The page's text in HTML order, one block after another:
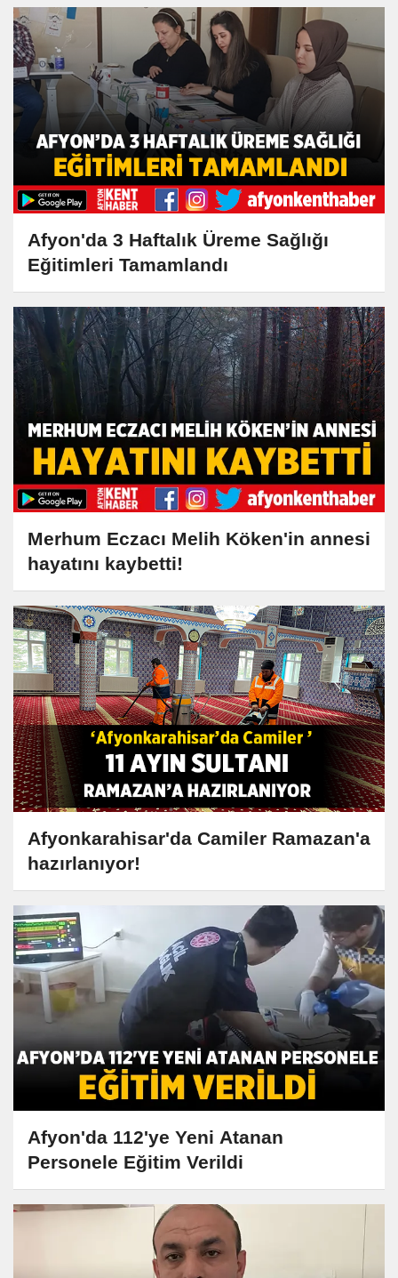
Afyon'da 3 Haftalık Üreme Sağlığı
Eğitimleri Tamamlandı
Merhum Eczacı Melih Köken'in annesi
hayatını kaybetti!
Afyonkarahisar'da Camiler Ramazan'a
hazırlanıyor!
Afyon'da 112'ye Yeni Atanan
Personele Eğitim Verildi